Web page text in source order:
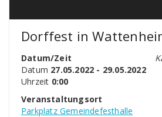
Dorffest in
Datum/Zeit
Datum 27.05.2022 - 29.05.2022
Uhrzeit 0:00
Veranstaltungsort
Parkplatz Gemeindefesthalle